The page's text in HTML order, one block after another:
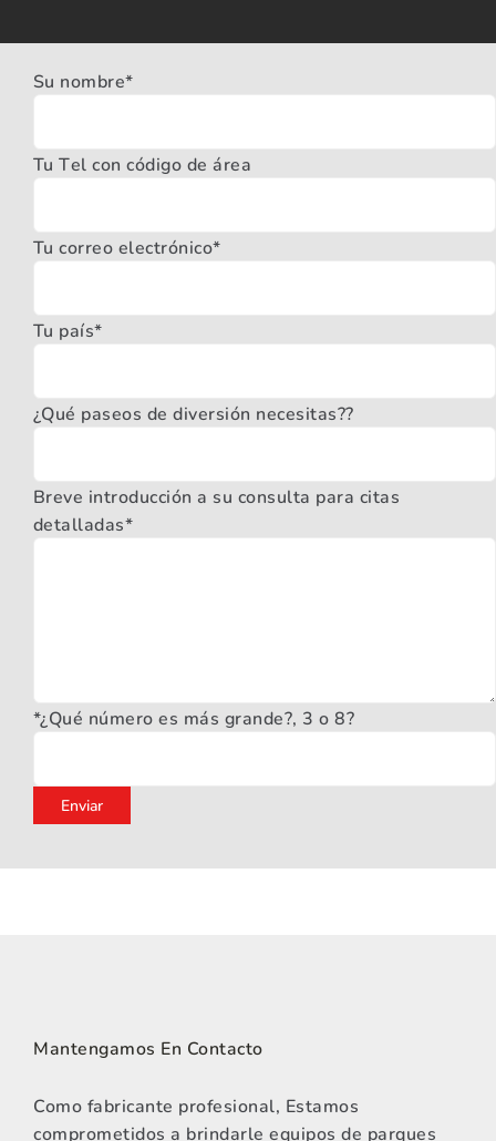
Su nombre*
Tu Tel con código de área
Tu correo electrónico*
Tu país*
¿Qué paseos de diversión necesitas??
Breve introducción a su consulta para citas
detalladas*
*¿Qué número es más grande?, 3 o 8?
Mantengamos En Contacto
Como fabricante profesional, Estamos
comprometidos a brindarle equipos de parques